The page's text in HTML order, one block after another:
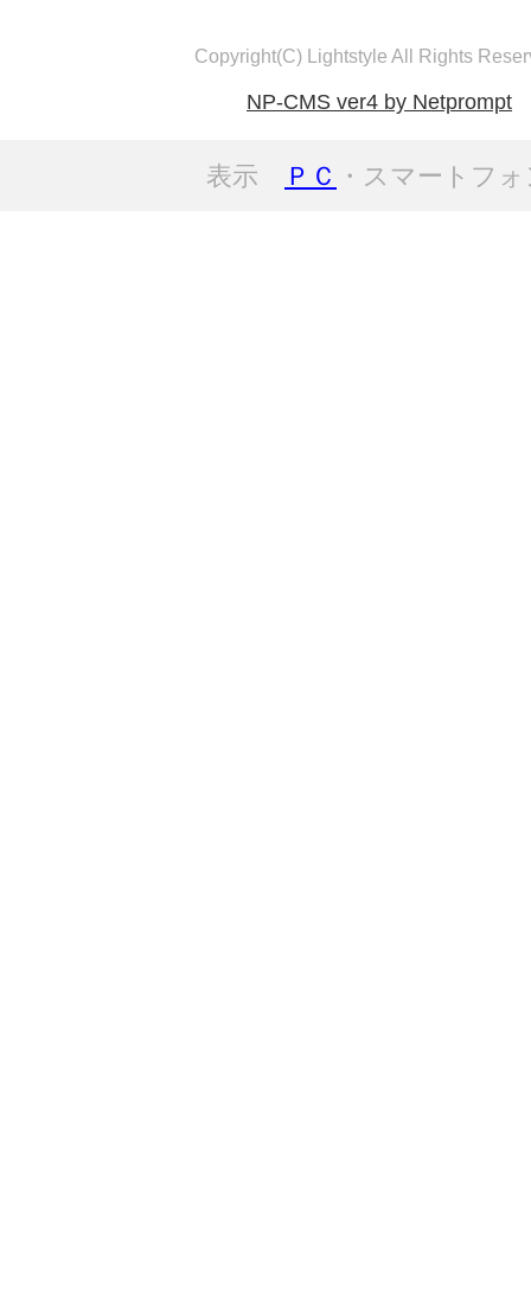
Copyright(C) Lightstyle All Rights
NP-CMS ver4 by Netprompt
表示 ＰＣ ・スマートフ